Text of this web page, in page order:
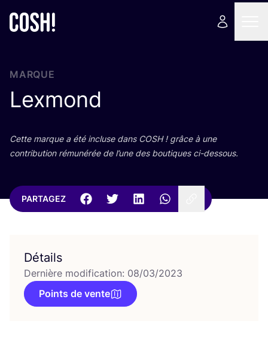
MARQUE
Lexmond
Cette marque a été incluse dans COSH! grâce à une
contri­bu­tion rému­né­rée de l’une des bou­tiques ci-dessous.
PARTAGEZ
Détails
Dernière modification: 08/03/2023
Points de vente